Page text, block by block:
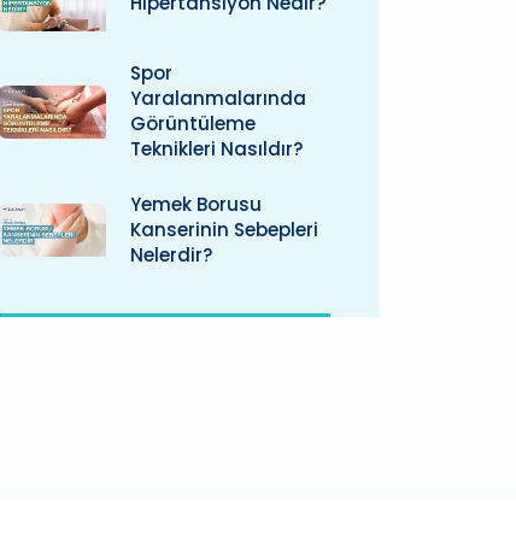
Spor
Yaralanmalarında
Görüntüleme
Teknikleri Nasıldır?
Yemek Borusu
Kanserinin Sebepleri
Nelerdir?